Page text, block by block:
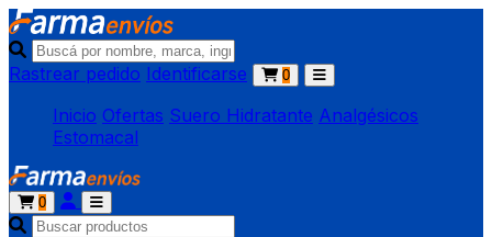
Rastrear pedido Identificarse 0
Inicio Ofertas Suero Hidratante Analgésicos
Estomacal
0